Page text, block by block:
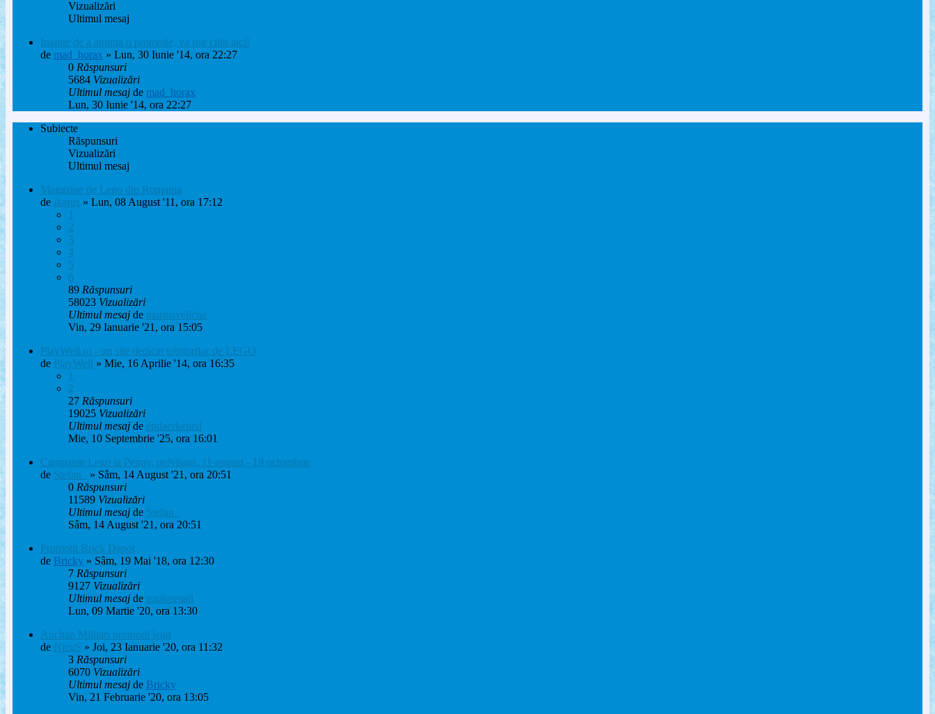
Vizualizări
Ultimul mesaj
Inainte de a anunta o promotie, va rog cititi aici!
de mad_horax » Lun, 30 Iunie '14, ora 22:27
0 Răspunsuri
5684 Vizualizări
Ultimul mesaj de mad_horax
Lun, 30 Iunie '14, ora 22:27
Subiecte
Răspunsuri
Vizualizări
Ultimul mesaj
Magazine de Lego din Romania
de ikarus » Lun, 08 August '11, ora 17:12
1
2
3
4
5
6
89 Răspunsuri
58023 Vizualizări
Ultimul mesaj de mariusveliche
Vin, 29 Ianuarie '21, ora 15:05
PlayWell.ro - un site dedicat iubitorilor de LEGO
de PlayWell » Mie, 16 Aprilie '14, ora 16:35
1
2
27 Răspunsuri
19025 Vizualizări
Ultimul mesaj de endaerkened
Mie, 10 Septembrie '25, ora 16:01
Campanie Lego la Penny, polybags, 11 august - 19 octombrie
de Stefan_
» Sâm, 14 August '21, ora 20:51
0 Răspunsuri
11589 Vizualizări
Ultimul mesaj de Stefan_
Sâm, 14 August '21, ora 20:51
Promotii Brick Depot
de Bricky » Sâm, 19 Mai '18, ora 12:30
7 Răspunsuri
9127 Vizualizări
Ultimul mesaj de paolosmall
Lun, 09 Martie '20, ora 13:30
Auchan Militari promotii lego
de NicuS » Joi, 23 Ianuarie '20, ora 11:32
3 Răspunsuri
6070 Vizualizări
Ultimul mesaj de Bricky
Vin, 21 Februarie '20, ora 13:05